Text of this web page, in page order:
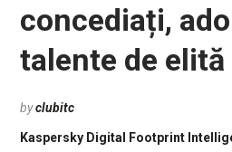
concediați,
talente de elită
byclubitc
Kaspersky Digital Footprint